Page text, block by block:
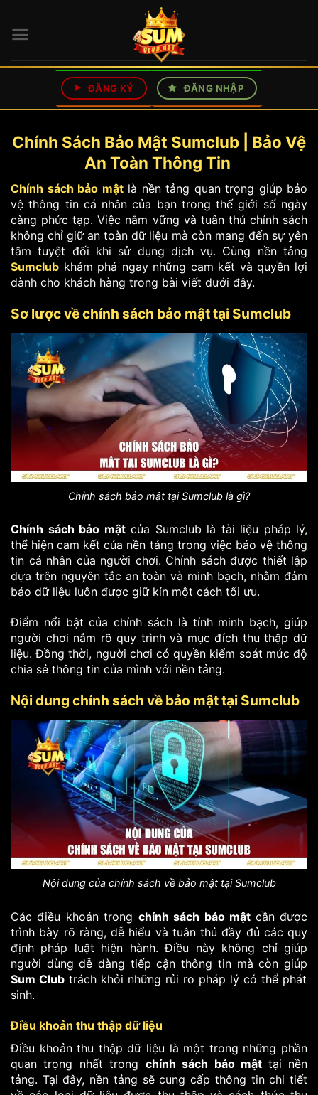
qua
nội
dung
ĐĂNG KÝ ĐĂNG NHẬP
Chính Sách Bảo Mật Sumclub | Bảo Vệ
An Toàn Thông Tin
Chính sách bảo mậtlà nền tảng quan trọng giúp bảo
vệ thông tin cá nhân của bạn trong thế giới số ngày
càng phức tạp. Việc nắm vững và tuân thủ chính sách
không chỉ giữ an toàn dữ liệu mà còn mang đến sự yên
tâm tuyệt đối khi sử dụng dịch vụ. Cùng nền tảng
Sumclub khám phá ngay những cam kết và quyền lợi
dành cho khách hàng trong bài viết dưới đây.
Sơ lược về chính sách bảo mật tại Sumclub
Chính sách bảo mật tại Sumclub là gì?
Chính sách bảo mậtcủa Sumclub là tài liệu pháp lý,
thể hiện cam kết của nền tảng trong việc bảo vệ thông
tin cá nhân của người chơi. Chính sách được thiết lập
dựa trên nguyên tắc an toàn và minh bạch, nhằm đảm
bảo dữ liệu luôn được giữ kín một cách tối ưu.
Điểm nổi bật của chính sách là tính minh bạch, giúp
người chơi nắm rõ quy trình và mục đích thu thập dữ
liệu. Đồng thời, người chơi có quyền kiểm soát mức độ
chia sẻ thông tin của mình với nền tảng.
Nội dung chính sách về bảo mật tại Sumclub
Nội dung của chính sách về bảo mật tại Sumclub
Các điều khoản trong chính sách bảo mật cần được
trình bày rõ ràng, dễ hiểu và tuân thủ đầy đủ các quy
định pháp luật hiện hành. Điều này không chỉ giúp
người dùng dễ dàng tiếp cận thông tin mà còn giúp
Sum Club trách khỏi những rủi ro pháp lý có thể phát
sinh.
Điều khoản thu thập dữ liệu
Điều khoản thu thập dữ liệu là một trong những phần
quan trọng nhất trong chính sách bảo mật tại nền
tảng. Tại đây, nền tảng sẽ cung cấp thông tin chi tiết